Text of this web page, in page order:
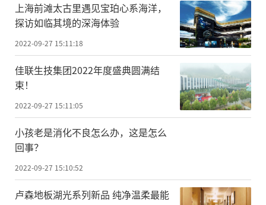
上海前滩太古里遇见宝珀心系海洋，
探访如临其境的深海体验
2022-09-27 15:11:18
佳联生技集团2022年度盛典圆满结
束！
2022-09-27 15:11:05
小孩老是消化不良怎么办，这是怎么
回事？
2022-09-27 15:10:52
卢森地板湖光系列新品 纯净温柔最能